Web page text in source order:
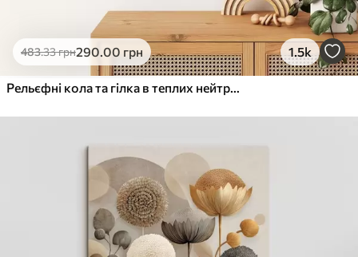
Еко-Преміум
.00грн
✓Яскраві, насичені кольори
Поверхня з текстурою полотна
Екологічний матеріал
483.33грн290.00 грн 1.5k
Рельєфні кола та гілка в теплих нейтральних тонах